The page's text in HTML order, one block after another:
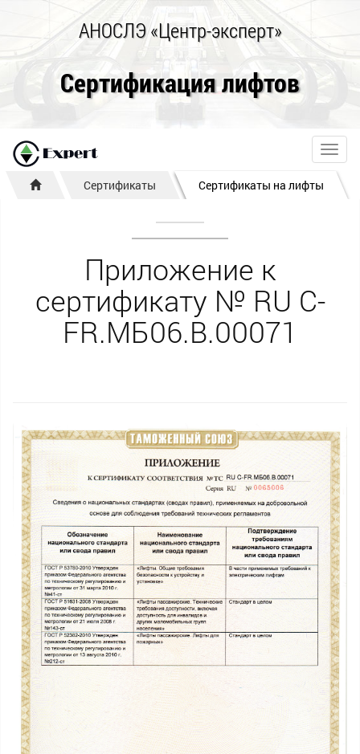
АНОСЛЭ «Центр-эксперт»
Сертификация лифтов
Сертификаты Сертификаты на лифты
Приложение к
сертификату № RU С-
FR.МБ06.В.00071